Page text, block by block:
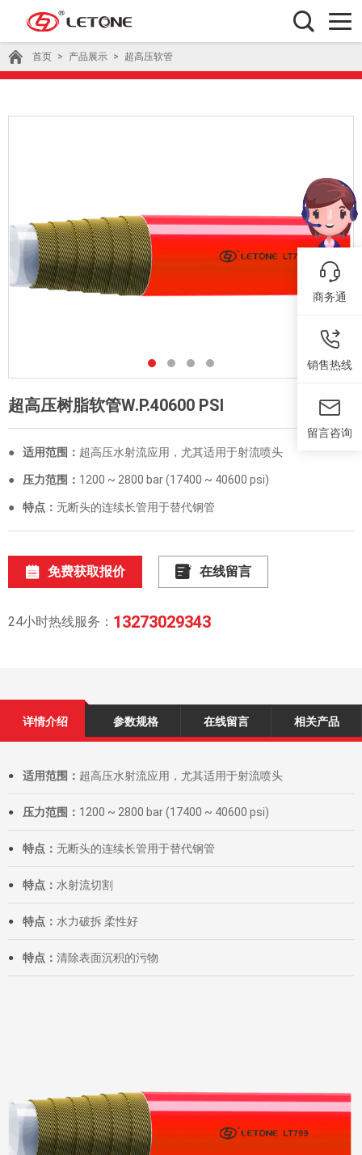
首页 > 产品展示 > 超高压软管
超高压树脂软管W.P.40600 PSI
● 适用范围： 超高压水射流应用，尤其适用于射流喷头
● 压力范围： 1200 ~ 2800 bar (17400 ~ 40600 psi)
● 特点： 无断头的连续长管用于替代钢管
免费获取报价 在线留言
24小时热线服务： 13273029343
详情介绍 参数规格 在线留言 相关产品
● 适用范围： 超高压水射流应用，尤其适用于射流喷头
● 压力范围： 1200 ~ 2800 bar (17400 ~ 40600 psi)
● 特点： 无断头的连续长管用于替代钢管
● 特点： 水射流切割
● 特点： 水力破拆 柔性好
● 特点： 清除表面沉积的污物
商务通
销售热线
留言咨询